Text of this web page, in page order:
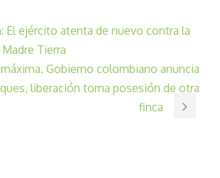
El ejército atenta de nuevo contra la
Tierra
Gobierno colombiano anuncia
liberación toma posesión de otra
finca